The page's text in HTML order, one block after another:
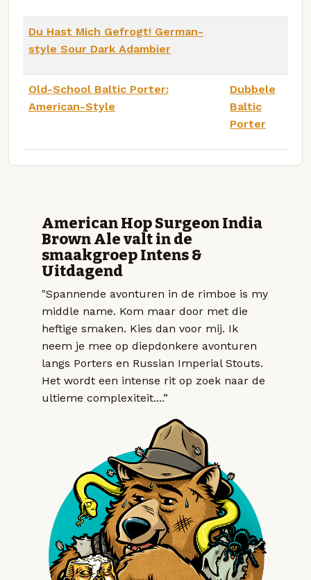
Du Hast Mich Gefrogt! German-
style Sour Dark Adambier
Old-School Baltic Porter:
American-Style
Dubbele
Baltic
Porter
American Hop Surgeon India
Brown Ale valt in de
smaakgroep Intens &
Uitdagend
"Spannende avonturen in de rimboe is my
middle name. Kom maar door met die
heftige smaken. Kies dan voor mij. Ik
neem je mee op diepdonkere avonturen
langs Porters en Russian Imperial Stouts.
Het wordt een intense rit op zoek naar de
ultieme complexiteit....”